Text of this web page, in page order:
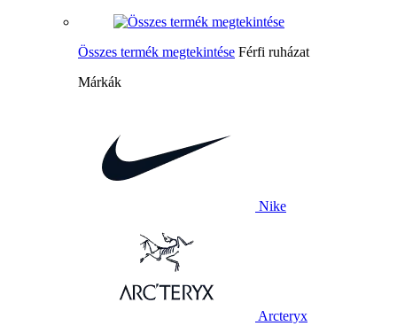
Összes termék megtekintése Férfi ruházat
Márkák
Nike
Arcteryx